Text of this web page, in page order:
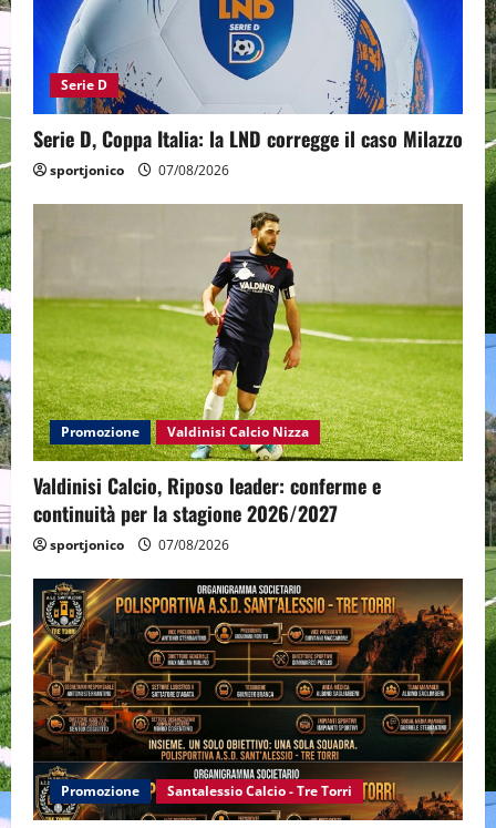
Serie D
Serie D, Coppa Italia: la LND corregge il caso Milazzo
sportjonico 07/08/2026
Promozione Valdinisi Calcio Nizza
Valdinisi Calcio, Riposo leader: conferme e
continuità per la stagione 2026/2027
sportjonico 07/08/2026
Promozione Santalessio Calcio - Tre Torri